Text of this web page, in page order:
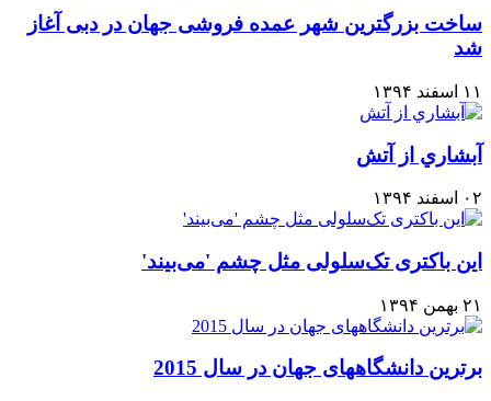
ساخت بزرگترین شهر عمده ‌فروشی جهان در دبی آغاز
شد
۱۱ اسفند ۱۳۹۴
آبشاري از آتش
۰۲ اسفند ۱۳۹۴
این باکتری تک‌سلولی مثل چشم 'می‌بیند'
۲۱ بهمن ۱۳۹۴
برترین دانشگاههای جهان در سال 2015